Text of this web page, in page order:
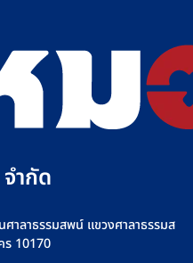
ำกัด
าลาธรรมสพน์ แขวงศาลาธรรมส
10170